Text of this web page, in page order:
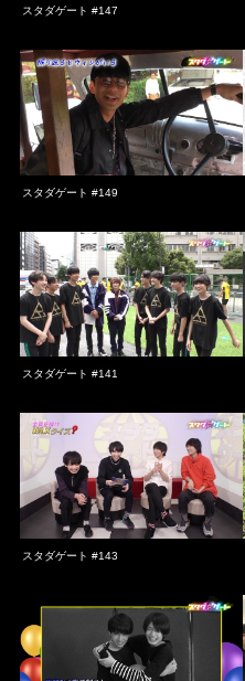
スタダゲート #147
スタダゲート #149
スタダゲート #141
スタダゲート #143